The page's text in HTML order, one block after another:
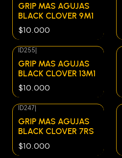
GRIP MAS AGUJAS
BLACK CLOVER 9M1
$10.000
ID255
GRIP MAS AGUJAS
BLACK CLOVER 13M1
$10.000
ID247
GRIP MAS AGUJAS
BLACK CLOVER 7RS
$10.000